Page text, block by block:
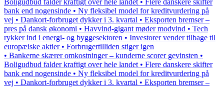
Boligudbud falder kraftigt over hele landet • Flere danskere skifter
bank end nogensinde • Ny fleksibel model for kreditvurdering på
vej • Dankort-forbruget dykker i 3. kvartal • Eksporten bremser –
pres på dansk økonomi • Havvind-gigant møder modvind • Tech
rykker ind i energi- og byggesektoren • Investorer vender tilbage til
europæiske aktier • Forbrugertilliden stiger igen
• Bankerne skærer omkostninger – kunderne scorer gevinsten •
Boligudbud falder kraftigt over hele landet • Flere danskere skifter
bank end nogensinde • Ny fleksibel model for kreditvurdering på
vej • Dankort-forbruget dykker i 3. kvartal • Eksporten bremser –